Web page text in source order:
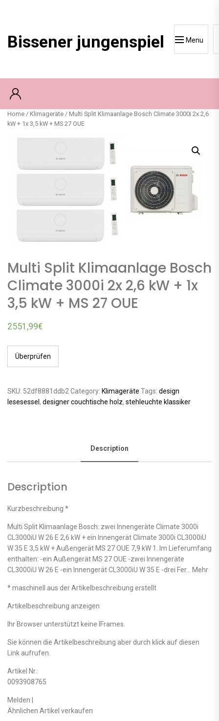
Bissener jungenspiel Menu
Home / Klimageräte / Multi Split Klimaanlage Bosch Climate 3000i 2x 2,6
kW + 1x 3,5 kW + MS 27 OUE
Multi Split Klimaanlage Bosch
Climate 3000i 2x 2,6 kW + 1x
3,5 kW + MS 27 OUE
2551,99€
Überprüfen
SKU: 52df8881ddb2 Category: Klimageräte Tags: design
lesesessel , designer couchtische holz, stehleuchte klassiker
Description
Description
Kurzbeschreibung *
Multi Split Klimaanlage Bosch: zwei Innengeräte Climate 3000i
CL3000iU W 26 E 2,6 kW + ein Innengerät Climate 3000i CL3000iU
W 35 E 3,5 kW + Außengerät MS 27 OUE 7,9 kW 1. Im Lieferumfang
enthalten: -ein Außengerät MS 27 OUE -zwei Innengeräte
CL3000iU W 26 E -ein Innengerät CL3000iU W 35 E -drei Fer… Mehr
* maschinell aus der Artikelbeschreibung erstellt
Artikelbeschreibung anzeigen
Ihr Browser unterstützt keine IFrames.
Sie können die Artikelbeschreibung aber durch klick auf diesen
Link aufrufen.
Artikel Nr.:
0093908765
Melden |
Ähnlichen Artikel verkaufen